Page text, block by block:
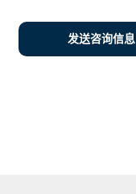
发送咨询信息